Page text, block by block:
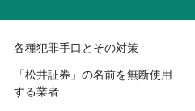
各種犯罪手口とその対策
「松井証券」の名前を無断使用
する業者